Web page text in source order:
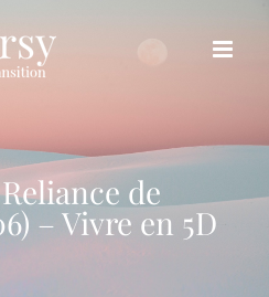
de
– Vivre en 5D